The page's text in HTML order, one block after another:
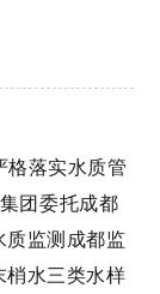
格落实水质管
团委托成都
质监测成都监
梢水三类水样